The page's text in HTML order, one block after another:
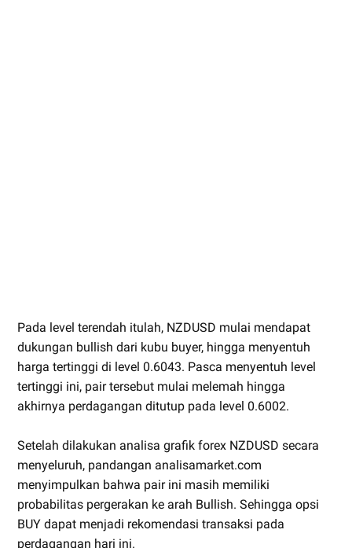
Pada level terendah itulah, NZDUSD mulai mendapat
dukungan bullish dari kubu buyer, hingga menyentuh
harga tertinggi di level 0.6043. Pasca menyentuh level
tertinggi ini, pair tersebut mulai melemah hingga
akhirnya perdagangan ditutup pada level 0.6002.
Setelah dilakukan analisa grafik forex NZDUSD secara
menyeluruh, pandangan analisamarket.com
menyimpulkan bahwa pair ini masih memiliki
probabilitas pergerakan ke arah Bullish. Sehingga opsi
BUY dapat menjadi rekomendasi transaksi pada
perdagangan hari ini.